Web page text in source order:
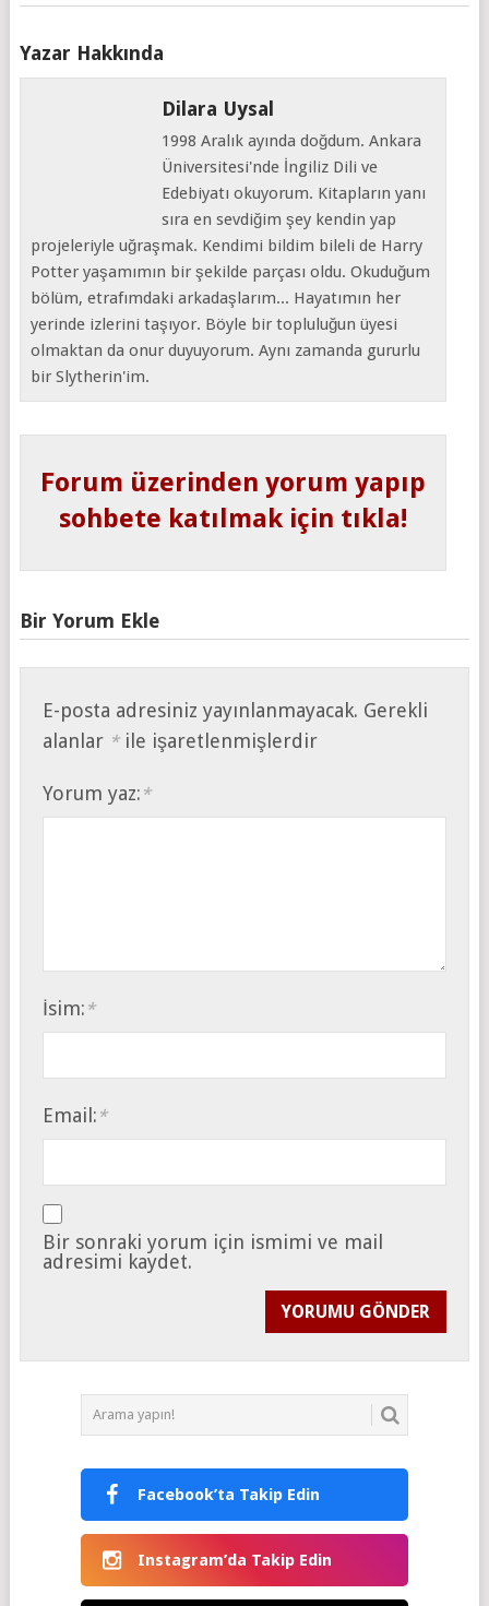
Yazar Hakkında
Dilara Uysal
1998 Aralık ayında doğdum. Ankara
Üniversitesi'nde İngiliz Dili ve
Edebiyatı okuyorum. Kitapların yanı
sıra en sevdiğim şey kendin yap
projeleriyle uğraşmak. Kendimi bildim bileli de Harry
Potter yaşamımın bir şekilde parçası oldu. Okuduğum
bölüm, etrafımdaki arkadaşlarım... Hayatımın her
yerinde izlerini taşıyor. Böyle bir topluluğun üyesi
olmaktan da onur duyuyorum. Aynı zamanda gururlu
bir Slytherin'im.
Forum üzerinden yorum yapıp
sohbete katılmak için tıkla!
Bir Yorum Ekle
E-posta adresiniz yayınlanmayacak. Gerekli
alanlar *ile işaretlenmişlerdir
Yorum yaz: *
İsim: *
Email: *
Bir sonraki yorum için ismimi ve mail
adresimi kaydet.
Facebook’ta Takip Edin
Instagram’da Takip Edin